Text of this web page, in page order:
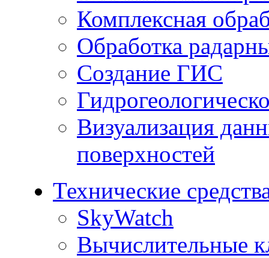
Комплексная
Обработка
Создание ГИС
Визуализация
поверхностей
Технические
SkyWatch
Вычислительные